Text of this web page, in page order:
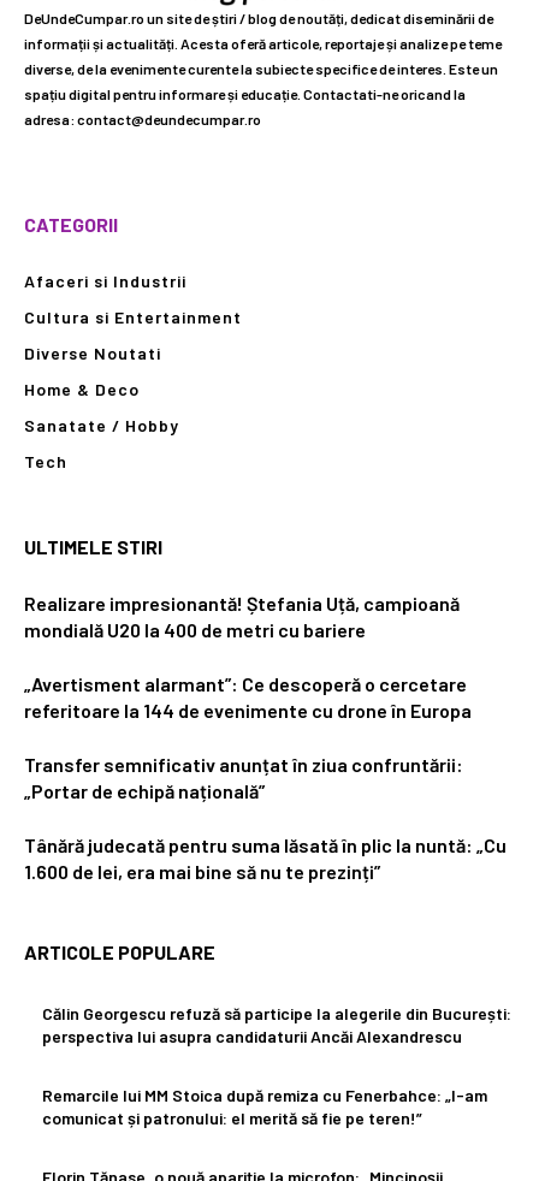
DeUndeCumpar.ro un site de știri / blog de noutăți, dedicat diseminării de
informații și actualități. Acesta oferă articole, reportaje și analize pe teme
diverse, de la evenimente curente la subiecte specifice de interes. Este un
spațiu digital pentru informare și educație. Contactati-ne oricand la
adresa: contact@deundecumpar.ro
CATEGORII
Afaceri si Industrii
Cultura si Entertainment
Diverse Noutati
Home & Deco
Sanatate / Hobby
Tech
ULTIMELE STIRI
Realizare impresionantă! Ștefania Uță, campioană
mondială U20 la 400 de metri cu bariere
„Avertisment alarmant”: Ce descoperă o cercetare
referitoare la 144 de evenimente cu drone în Europa
Transfer semnificativ anunțat în ziua confruntării:
„Portar de echipă națională”
Tânără judecată pentru suma lăsată în plic la nuntă: „Cu
1.600 de lei, era mai bine să nu te prezinți”
ARTICOLE POPULARE
Călin Georgescu refuză să participe la alegerile din București:
perspectiva lui asupra candidaturii Ancăi Alexandrescu
Remarcile lui MM Stoica după remiza cu Fenerbahce: „I-am
comunicat și patronului: el merită să fie pe teren!”
Florin Tănase, o nouă apariție la microfon: „Mincinoșii